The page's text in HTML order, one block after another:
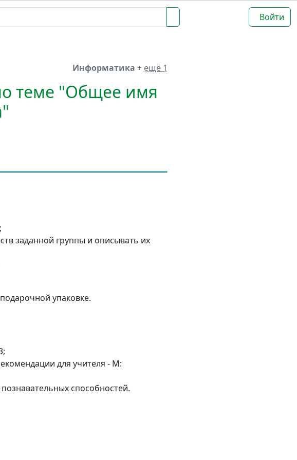
Войти
Информатика + ещё 1
теме "Общее имя
заданной группы и описывать их
упаковке.
для учителя - М:
способностей.